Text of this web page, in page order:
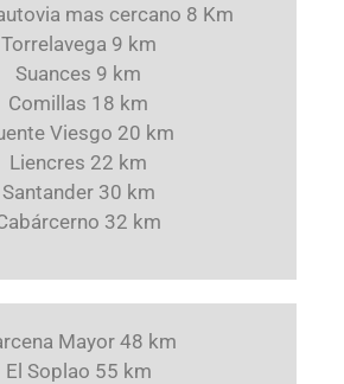
mas cercano 8 Km
Torrelavega 9 km
Suances 9 km
Comillas 18 km
Viesgo 20 km
Liencres 22 km
Santander 30 km
32 km
Mayor 48 km
El Soplao 55 km